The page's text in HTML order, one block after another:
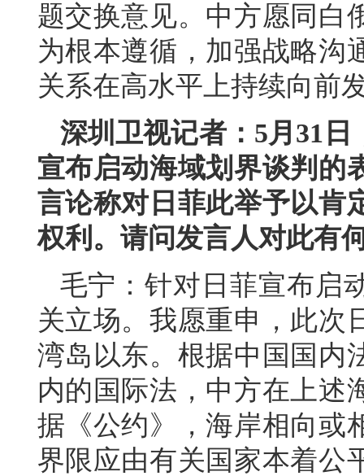
题交换意见。中方愿同白
为根本遵循，加强战略沟
关系在高水平上持续向前
深圳卫视记者：5月31
宣布启动海域划界谈判的
言论称对日菲此举予以肯
权利。请问发言人对此有
毛宁：针对日菲宣布启
关立场。我愿重申，此次
湾岛以东。根据中国国内
内的国际法，中方在上述
据《公约》，海岸相向或
界限应由有关国家本着公